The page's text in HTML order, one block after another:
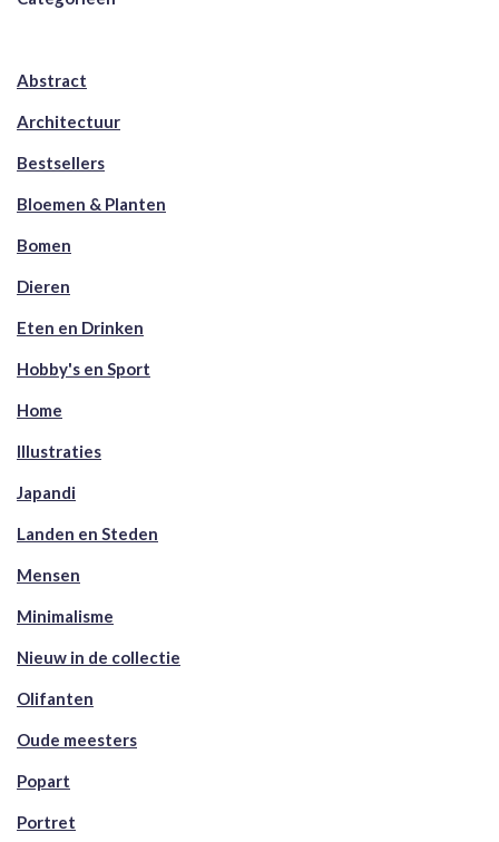
Abstract
Architectuur
Bestsellers
Bloemen & Planten
Bomen
Dieren
Eten en Drinken
Hobby's en Sport
Home
Illustraties
Japandi
Landen en Steden
Mensen
Minimalisme
Nieuw in de collectie
Olifanten
Oude meesters
Popart
Portret